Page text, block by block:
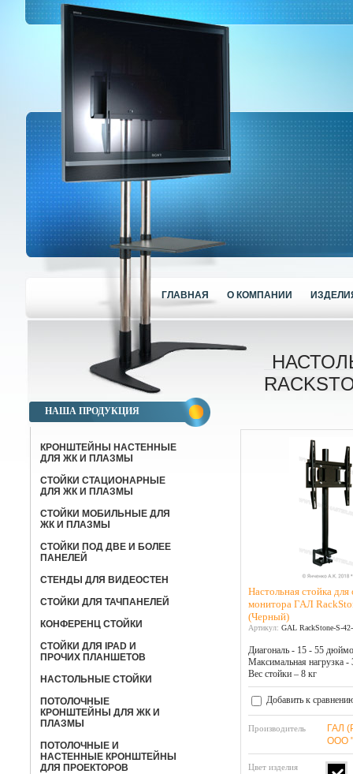
ГЛАВНАЯ О КОМПАНИИ
НАША ПРОДУКЦИЯ
КРОНШТЕЙНЫ НАСТЕННЫЕ
ДЛЯ ЖК И ПЛАЗМЫ
СТОЙКИ СТАЦИОНАРНЫЕ
ДЛЯ ЖК И ПЛАЗМЫ
СТОЙКИ МОБИЛЬНЫЕ ДЛЯ
ЖК И ПЛАЗМЫ
СТОЙКИ ПОД ДВЕ И БОЛЕЕ
ПАНЕЛЕЙ
СТЕНДЫ ДЛЯ ВИДЕОСТЕН
СТОЙКИ ДЛЯ ТАЧПАНЕЛЕЙ
КОНФЕРЕНЦ СТОЙКИ
CТОЙКИ ДЛЯ IPAD И
ПРОЧИХ ПЛАНШЕТОВ
НАСТОЛЬНЫЕ СТОЙКИ
ПОТОЛОЧНЫЕ
КРОНШТЕЙНЫ ДЛЯ ЖК И
ПЛАЗМЫ
ПОТОЛОЧНЫЕ И
НАСТЕННЫЕ КРОНШТЕЙНЫ
ДЛЯ ПРОЕКТОРОВ
Настольная стойка для
монитора ГАЛ
(Черный)
Артикул: GAL RackStone-S-
Диагональ - 15 - 55
Максимальная нагрузка -
Вес стойки – 8 кг
Добавить к
Производитель
ГАЛ
ООО
Цвет изделия